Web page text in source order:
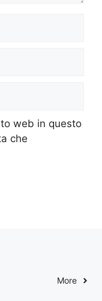
web in questo
che
More